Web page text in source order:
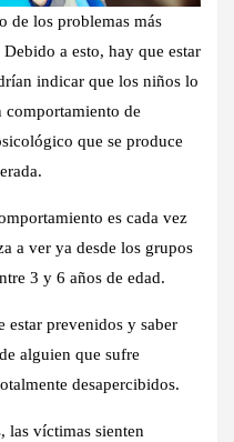
de los problemas más
a esto, hay que estar
indicar que los niños lo
de
que se produce
es cada vez
a ver ya desde los grupos
3 y 6 años de edad.
estar prevenidos y saber
alguien que sufre
desapercibidos.
las víctimas sienten